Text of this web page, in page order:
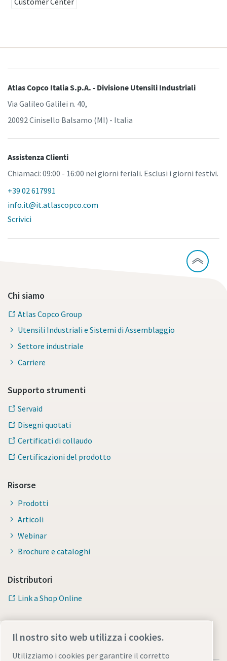
Hai bisogno di effettuare la taratura?
Ottieni subito la taratura corretta degli utensili!
Momentum Talks
Scopri discussioni stimolanti e coinvolgenti su Atlas
Copco
Documentazione e risorse
Atlas Copco Italia S.p.A. - Divisione Utensili Industriali
Via Galileo Galilei n. 40,
20092 Cinisello Balsamo (MI) - Italia
Assistenza Clienti
Chiamaci: 09:00 - 16:00 nei giorni feriali. Esclusi i giorni festivi.
+39 02 617991
info.it@it.atlascopco.com
Scrivici
Chi siamo
Atlas Copco Group
Utensili Industriali e Sistemi di Assemblaggio
Settore industriale
Carriere
Supporto strumenti
Servaid
Disegni quotati
Certificati di collaudo
Certificazioni del prodotto
Risorse
Prodotti
Articoli
Webinar
Brochure e cataloghi
Distributori
Link a Shop Online
Il nostro sito web utilizza i cookies.
Utilizziamo i cookies per garantire il corretto